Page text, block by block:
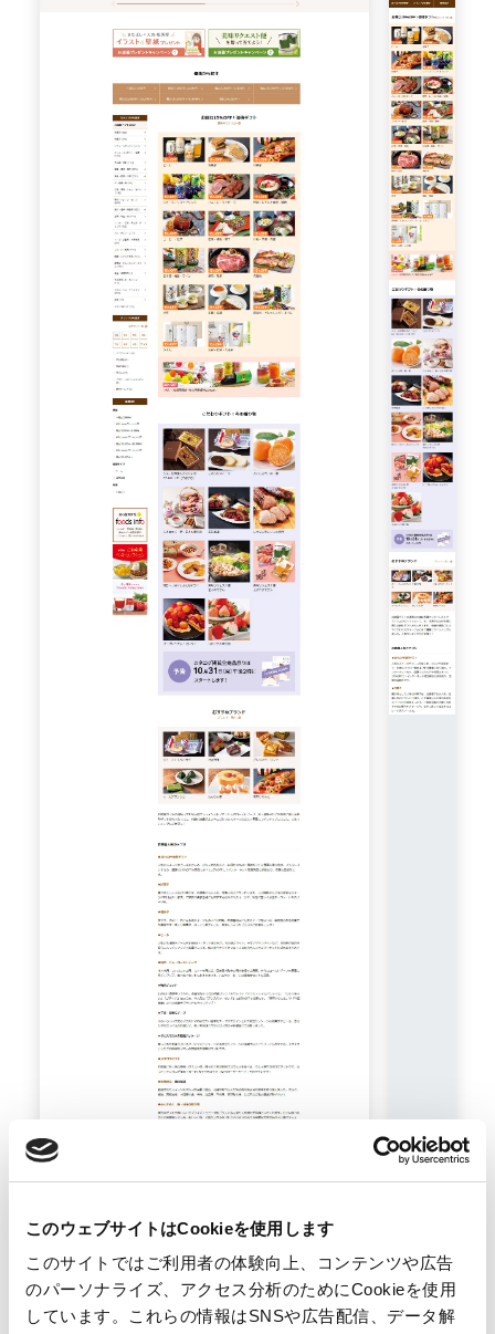
このウェブサイトはCookieを使用します
このサイトではご利用者の体験向上、コンテンツや広告
のパーソナライズ、アクセス分析のためにCookieを使用
しています。これらの情報はSNSや広告配信、データ解